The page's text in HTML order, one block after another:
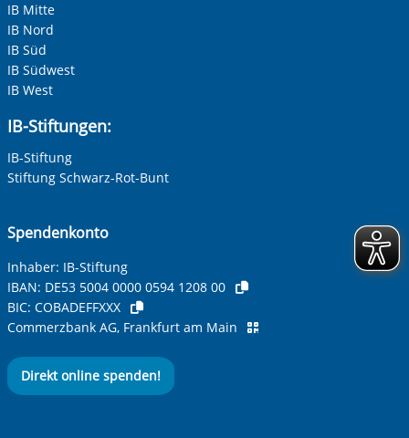
Adresse (PLZ, Ort, Strasse)
Ihre E-Mail-Adresse
Ihre Telefonnummer
Betreff ihrer Anfrage
Ihre Nachricht*
IB Mitte
IB Nord
IB Süd
IB Südwest
IB West
IB-Stiftungen:
IB-Stiftung
Stiftung Schwarz-Rot-Bunt
Spendenkonto
Inhaber: IB-Stiftung
IBAN: DE53 5004 0000 0594 1208 00
BIC: COBADEFFXXX
Commerzbank AG, Frankfurt am Main
Direkt online spenden!